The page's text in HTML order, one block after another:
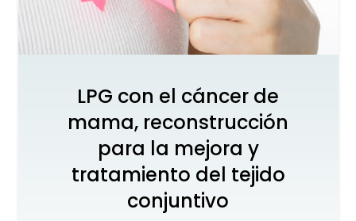
LPG con el cáncer de
mama, reconstrucción
para la mejora y
tratamiento del tejido
conjuntivo